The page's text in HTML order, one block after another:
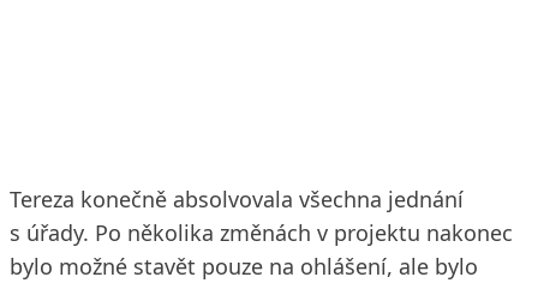
Tereza konečně absolvovala všechna jednání
s úřady. Po několika změnách v projektu nakonec
bylo možné stavět pouze na ohlášení, ale bylo